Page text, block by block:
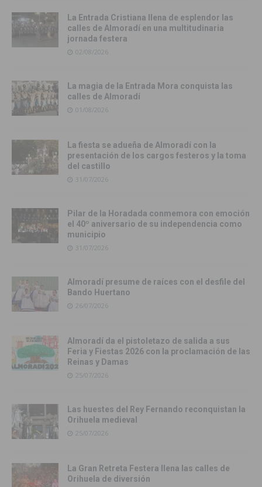
La Entrada Cristiana llena de esplendor las
calles de Almoradí en una multitudinaria
jornada festera
02/08/2026
La magia de la Entrada Mora conquista las
calles de Almoradí
01/08/2026
La fiesta se adueña de Almoradí con la
presentación de los cargos festeros y la toma
del castillo
31/07/2026
Pilar de la Horadada conmemora con emoción
el 40º aniversario de su independencia como
municipio
31/07/2026
Almoradí presume de raíces con el desfile del
Bando Huertano
26/07/2026
Almoradí da el pistoletazo de salida a sus
Feria y Fiestas 2026 con la proclamación de las
Reinas y Damas
25/07/2026
Las huestes del Rey Fernando reconquistan la
Orihuela medieval
25/07/2026
La Gran Retreta Festera llena las calles de
Orihuela de diversión